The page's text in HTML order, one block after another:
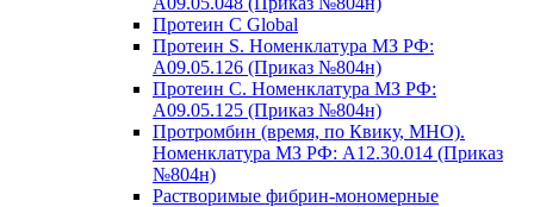
Протеин C Global
Протеин S. Номенклатура МЗ РФ:
A09.05.126 (Приказ №804н)
Протеин С. Номенклатура МЗ РФ:
A09.05.125 (Приказ №804н)
Протромбин (время, по Квику, МНО).
Номенклатура МЗ РФ: A12.30.014 (Приказ
№804н)
Растворимые фибрин-мономерные